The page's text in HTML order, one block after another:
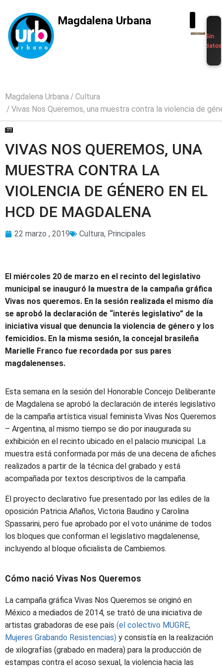
Magdalena Urbana
Sin
datos
Magdalena Urbana
Cultura
Vivas Nos Queremos, una muestra contra la violencia de
VIVAS NOS QUEREMOS, UNA
MUESTRA CONTRA LA
VIOLENCIA DE GÉNERO EN EL
HCD DE MAGDALENA
22 marzo , 2019 Cultura, Principales
El miércoles 20 de marzo en el recinto del legislativo
municipal se inauguró la muestra de la campaña gráfica
Vivas nos queremos. En la sesión realizada el mismo día
se aprobó la declaración de “interés legislativo” de la
iniciativa visual que denuncia la violencia de género y los
femicidios. En la misma sesión, la concejal brasileña
Marielle Franco fue recordada por sus pares
magdalenenses.
Esta semana en la sesión del Honorable Concejo Deliberante
de Magdalena se aprobó la declaración de interés legislativo
de la campaña artística visual feminista Vivas Nos Queremos
– Argentina, al mismo tiempo se dio por inaugurada su
exhibición en el recinto ubicado en el palacio municipal. La
muestra está conformada por más de una decena de afiches
realizados a partir de la técnica del grabado y está
acompañada por textos descriptivos de la campaña.
El proyecto declarativo fue presentado por las ediles de la
oposición Patricia Añaños, Victoria Baudino y Carolina
Spassarini, pero fue aprobado por el voto unánime de todos
los bloques que conforman el legislativo magdalenense,
incluyendo al bloque oficialista de Cambiemos.
Cómo nació Vivas Nos Queremos
La campaña gráfica Vivas Nos Queremos se originó en
México a mediados de 2014, se trató de una iniciativa de
artistas grabadoras de ese país (el colectivo MUGRE,
Mujeres Grabando Resistencias) y consistía en la realización
de xilografías (grabado en madera) para la producción de
estampas contra el acoso sexual, la violencia hacia las